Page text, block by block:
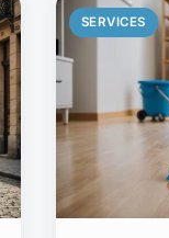
SERVICES